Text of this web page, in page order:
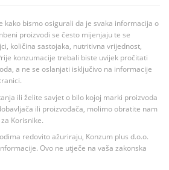
kako bismo osigurali da je svaka informacija o
proizvodi se često mijenjaju te se
količina sastojaka, nutritivna vrijednost,
konzumacije trebali biste uvijek pročitati
a ne se oslanjati isključivo na informacije
ili želite savjet o bilo kojoj marki proizvoda
ili proizvođača, molimo obratite nam
Korisnike.
redovito ažuriraju, Konzum plus d.o.o.
Ovo ne utječe na vaša zakonska